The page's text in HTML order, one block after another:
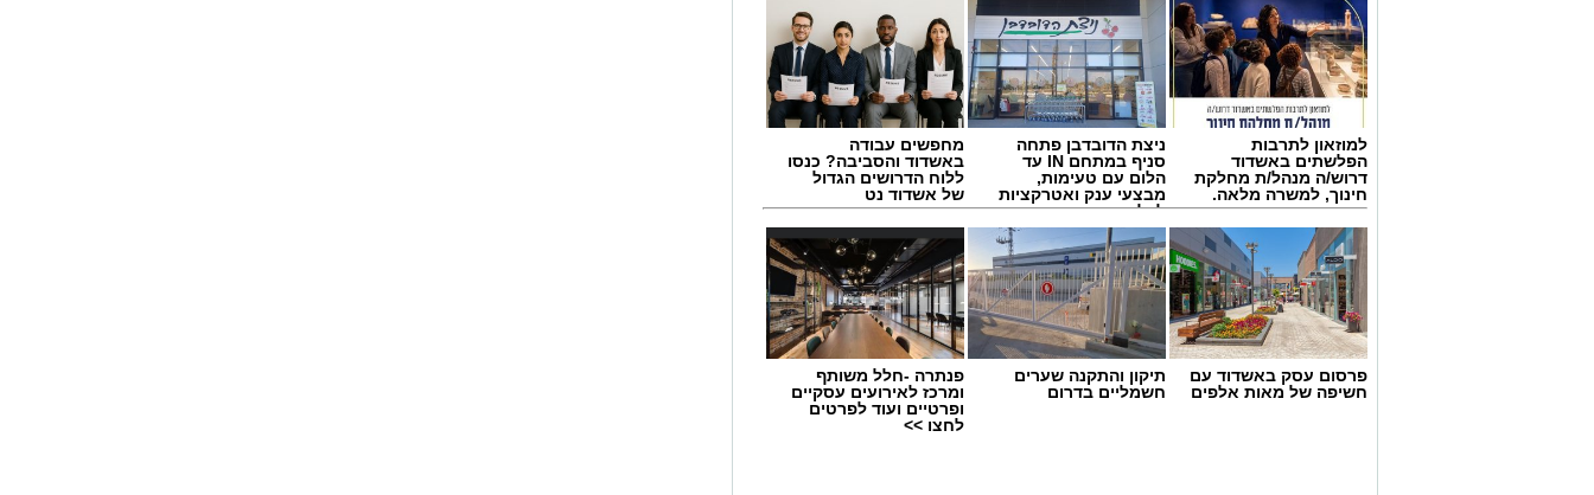
למוזאון לתרבות
הפלשתים באשדוד
דרוש/ה מנהל/ת מחלקת
חינוך, למשרה מלאה.
ניצת הדובדבן פתחה
סניף במתחם IN עד
הלום עם טעימות,
מבצעי ענק ואטרקציות
לכל המשפחה
מחפשים עבודה
באשדוד והסביבה? כנסו
ללוח הדרושים הגדול
של אשדוד נט
פרסום עסק באשדוד עם
חשיפה של מאות אלפים
תיקון והתקנה שערים
חשמליים בדרום
פנתרה -חלל משותף
ומרכז לאירועים עסקיים
ופרטיים ועוד לפרטים
לחצו >>